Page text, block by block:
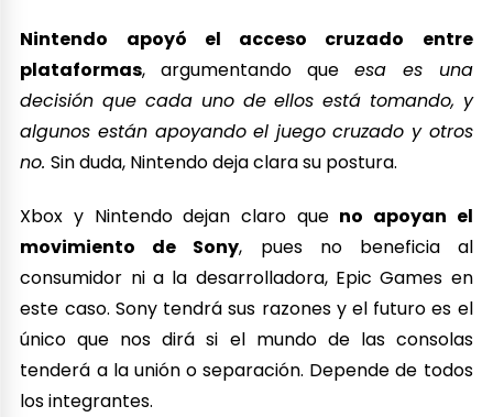
Nintendo apoyó el acceso cruzado entre
plataformas, argumentando que esa es una
decisión que cada uno de ellos está tomando, y
algunos están apoyando el juego cruzado y otros
no.Sin duda, Nintendo deja clara su postura.
Xbox y Nintendo dejan claro que no apoyan el
movimiento de Sony, pues no beneficia al
consumidor ni a la desarrolladora, Epic Games en
este caso. Sony tendrá sus razones y el futuro es el
único que nos dirá si el mundo de las consolas
tenderá a la unión o separación. Depende de todos
los integrantes.